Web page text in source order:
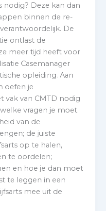
nodig? Deze kan dan
binnen de re-
De
ontlast de
meer tijd heeft voor
Casemanager
opleiding. Aan
oefen je
vak van CMTD nodig
vragen je moet
van de
de juiste
op te halen,
te oordelen;
en hoe je dan moet
te leggen in een
mee uit de